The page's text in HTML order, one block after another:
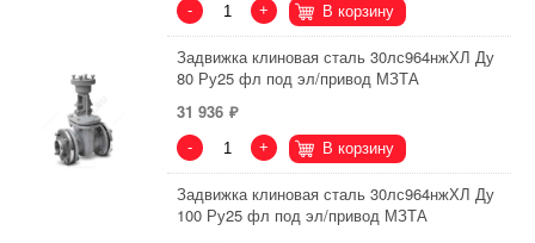
- + В корзину
Задвижка клиновая сталь 30лс964нжХЛ Ду
80 Ру25 фл под эл/привод МЗТА
31 936
- + В корзину
Задвижка клиновая сталь 30лс964нжХЛ Ду
100 Ру25 фл под эл/привод МЗТА